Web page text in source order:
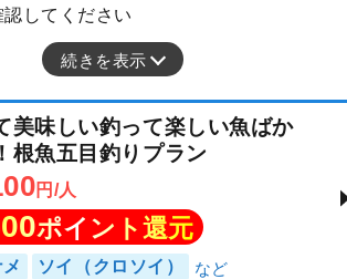
してください
続きを表示